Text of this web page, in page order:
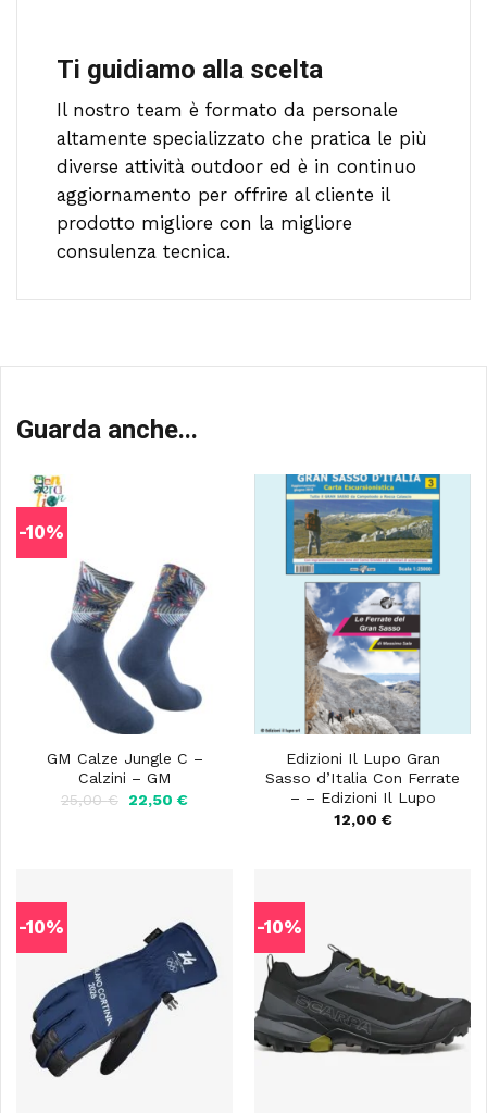
Ti guidiamo alla scelta
Il nostro team è formato da personale
altamente specializzato che pratica le più
diverse attività outdoor ed è in continuo
aggiornamento per offrire al cliente il
prodotto migliore con la migliore
consulenza tecnica.
Guarda anche...
-10%
GM Calze Jungle C –
Calzini – GM
25,00€
Il
prezzo
22,50€Il
Edizioni Il Lupo Gran
Sasso d’Italia Con Ferrate
– – Edizioni Il Lupo
12,00 €
-10% -10%